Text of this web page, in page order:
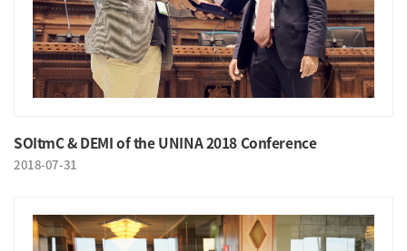
SOItmC & DEMI of the UNINA 2018 Conference
2018-07-31